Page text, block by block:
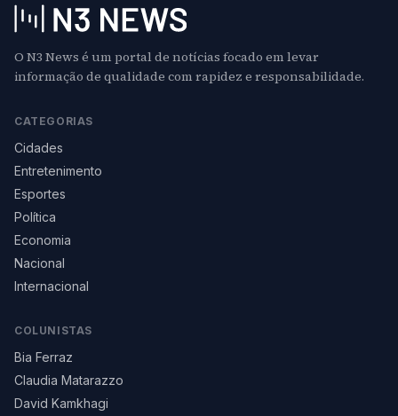
O N3 News é um portal de notícias focado em levar
informação de qualidade com rapidez e responsabilidade.
CATEGORIAS
Cidades
Entretenimento
Esportes
Política
Economia
Nacional
Internacional
COLUNISTAS
Bia Ferraz
Claudia Matarazzo
David Kamkhagi